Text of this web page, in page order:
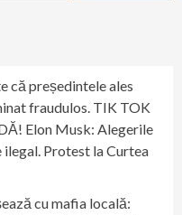
că președintele ales
fraudulos. TIK TOK
Elon Musk: Alegerile
ilegal. Protest la Curtea
cu mafia locală: